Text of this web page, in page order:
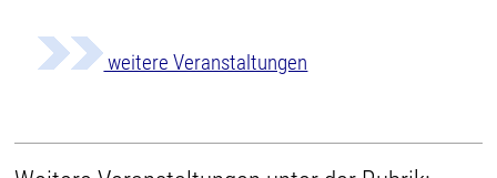
weitere Veranstaltungen